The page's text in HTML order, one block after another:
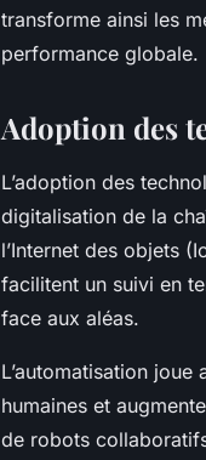
transforme ainsi les
performance globale.
Adoption des
L’adoption des
digitalisation de la
l’Internet des objets
facilitent un suivi en
face aux aléas.
L’automatisation
humaines et
de robots